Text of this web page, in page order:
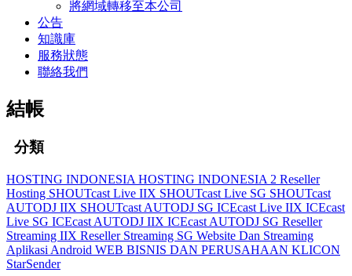
將網域轉移至本公司
公告
知識庫
服務狀態
聯絡我們
結帳
分類
HOSTING INDONESIA HOSTING INDONESIA 2 Reseller
Hosting SHOUTcast Live IIX SHOUTcast Live SG SHOUTcast
AUTODJ IIX SHOUTcast AUTODJ SG ICEcast Live IIX ICEcast
Live SG ICEcast AUTODJ IIX ICEcast AUTODJ SG Reseller
Streaming IIX Reseller Streaming SG Website Dan Streaming
Aplikasi Android WEB BISNIS DAN PERUSAHAAN KLICON
StarSender